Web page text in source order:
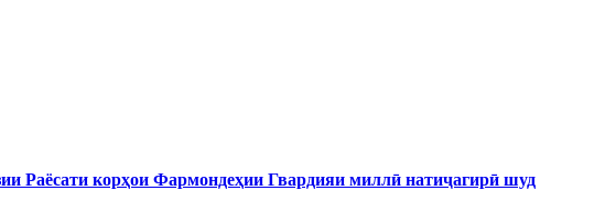
Раёсати корҳои Фармондеҳии Гвардияи миллӣ натиҷагирӣ шуд